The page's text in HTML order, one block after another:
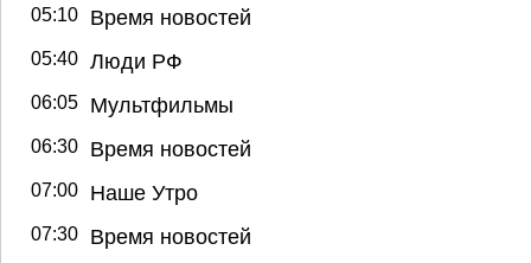
05:10 Время новостей
05:40 Люди РФ
06:05 Мультфильмы
06:30 Время новостей
07:00 Наше Утро
07:30 Время новостей